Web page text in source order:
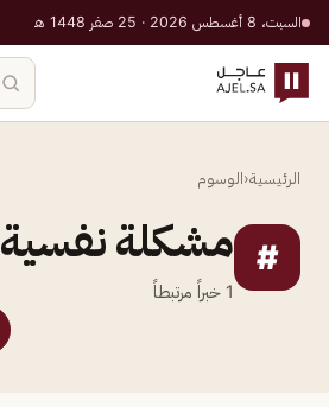
السبت، 8 أغسطس 2026 · 25 صفر 1448 هـ
الرئيسية‹الوسوم
# مشكلة نفسية
1 خبراً مرتبطاً